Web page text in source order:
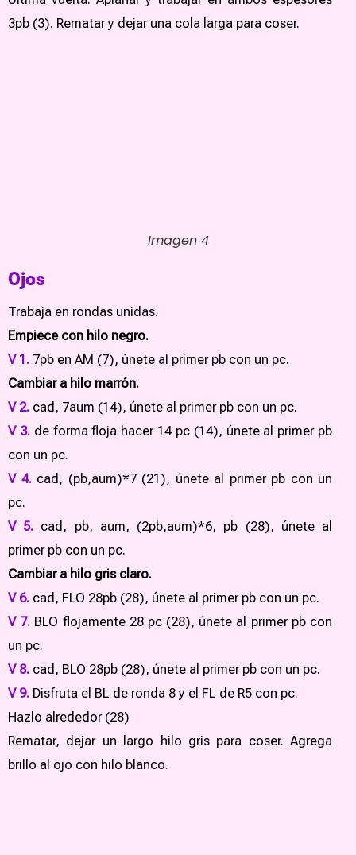
3pb (3). Rematar y dejar una cola larga para coser.
Imagen 4
Ojos
Trabaja en rondas unidas.
Empiece con hilo negro.
V 1. 7pb en AM (7), únete al primer pb con un pc.
Cambiar a hilo marrón.
V 2. cad, 7aum (14), únete al primer pb con un pc.
V 3. de forma floja hacer 14 pc (14), únete al primer pb
con un pc.
V 4. cad, (pb,aum)*7 (21), únete al primer pb con un
pc.
V 5. cad, pb, aum, (2pb,aum)*6, pb (28), únete al
primer pb con un pc.
Cambiar a hilo gris claro.
V 6. cad, FLO 28pb (28), únete al primer pb con un pc.
V 7. BLO flojamente 28 pc (28), únete al primer pb con
un pc.
V 8. cad, BLO 28pb (28), únete al primer pb con un pc.
V 9. Disfruta el BL de ronda 8 y el FL de R5 con pc.
Hazlo alrededor (28)
Rematar, dejar un largo hilo gris para coser. Agrega
brillo al ojo con hilo blanco.